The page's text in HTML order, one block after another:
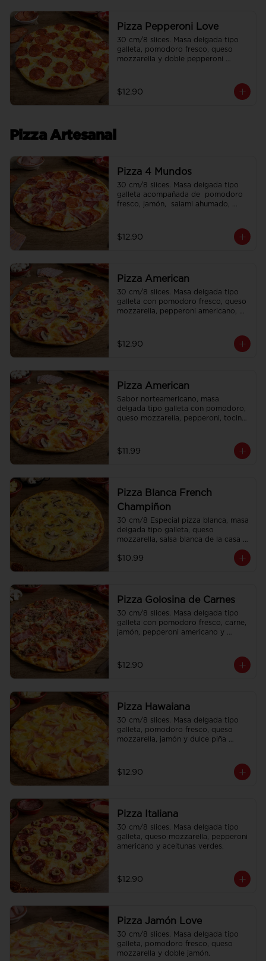
Pizza Pepperoni Love
30 cm/8 slices. Masa delgada tipo
galleta, pomodoro fresco, queso
mozzarella y doble pepperoni
$12.90
Pizza Artesanal
Pizza 4 Mundos
30 cm/8 slices. Masa delgada tipo
galleta acompañada de  pomodoro
fresco, jamón,  salami ahumado,
$12.90
Pizza American
30 cm/8 slices. Masa delgada tipo
galleta con pomodoro fresco, queso
mozzarella, pepperoni americano,
$12.90
Pizza American
Sabor norteamericano, masa
delgada tipo galleta con pomodoro,
queso mozzarella, pepperoni, tocino
$11.99
Pizza Blanca French
Champiñon
30 cm/8 Especial pizza blanca, masa
delgada tipo galleta, queso
mozzarella, salsa blanca de la casa
$10.99
Pizza Golosina de Carnes
30 cm/8 slices. Masa delgada tipo
galleta con pomodoro fresco, carne,
jamón, pepperoni americano y
$12.90
Pizza Hawaiana
30 cm/8 slices. Masa delgada tipo
galleta, pomodoro fresco, queso
mozzarella, jamón y dulce piña
$12.90
Pizza Italiana
30 cm/8 slices. Masa delgada tipo
galleta, queso mozzarella, pepperoni
americano y aceitunas verdes.
$12.90
Pizza Jamón Love
30 cm/8 slices. Masa delgada tipo
galleta, pomodoro fresco, queso
mozzarella y doble jamón.